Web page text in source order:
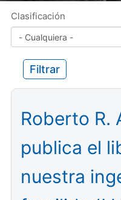
Clasificación
Filtrar
Roberto R.
publica el
nuestra